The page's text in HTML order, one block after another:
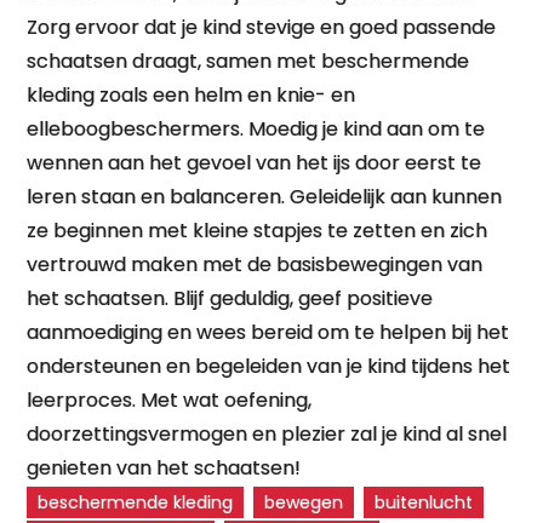
Zorg ervoor dat je kind stevige en goed passende
schaatsen draagt, samen met beschermende
kleding zoals een helm en knie- en
elleboogbeschermers. Moedig je kind aan om te
wennen aan het gevoel van het ijs door eerst te
leren staan en balanceren. Geleidelijk aan kunnen
ze beginnen met kleine stapjes te zetten en zich
vertrouwd maken met de basisbewegingen van
het schaatsen. Blijf geduldig, geef positieve
aanmoediging en wees bereid om te helpen bij het
ondersteunen en begeleiden van je kind tijdens het
leerproces. Met wat oefening,
doorzettingsvermogen en plezier zal je kind al snel
genieten van het schaatsen!
beschermende kleding bewegen
buitenlucht